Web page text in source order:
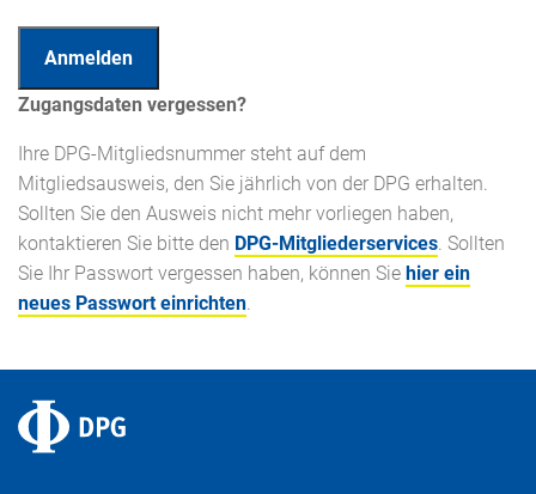
Zugangsdaten vergessen?
Ihre DPG-Mitgliedsnummer steht auf dem
Mitgliedsausweis, den Sie jährlich von der DPG erhalten.
Sollten Sie den Ausweis nicht mehr vorliegen haben,
kontaktieren Sie bitte den DPG-Mitgliederservices . Sollten
Sie Ihr Passwort vergessen haben, können Sie hier ein
neues Passwort einrichten